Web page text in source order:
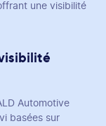
une visibilité
Automotive
basées sur